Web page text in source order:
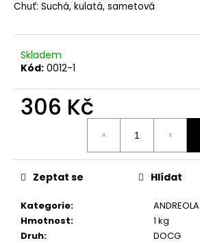
Chuť: Suchá, kulatá, sametová
Skladem
Kód: 0012-1
306 Kč
Kategorie:
ANDREOLA
Hmotnost:
1 kg
Druh:
DOCG
Zeptat se Hlídat
D
o
o
u
e
m
e